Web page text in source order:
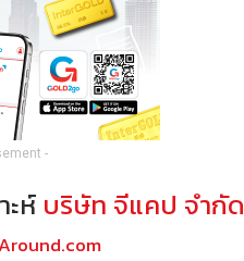
-
ห์ บริษัท จีแคป จำกัด